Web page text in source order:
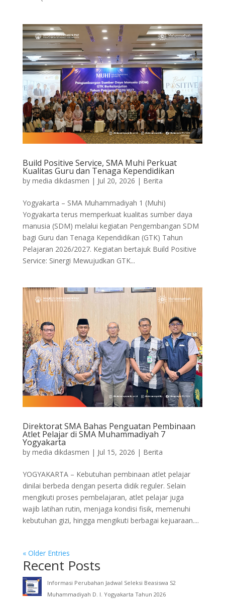
Build Positive Service, SMA Muhi Perkuat
Kualitas Guru dan Tenaga Kependidikan
by media dikdasmen | Jul 20, 2026 | Berita
Yogyakarta – SMA Muhammadiyah 1 (Muhi)
Yogyakarta terus memperkuat kualitas sumber daya
manusia (SDM) melalui kegiatan Pengembangan SDM
bagi Guru dan Tenaga Kependidikan (GTK) Tahun
Pelajaran 2026/2027. Kegiatan bertajuk Build Positive
Service: Sinergi Mewujudkan GTK...
Direktorat SMA Bahas Penguatan Pembinaan
Atlet Pelajar di SMA Muhammadiyah 7
Yogyakarta
by media dikdasmen | Jul 15, 2026 | Berita
YOGYAKARTA – Kebutuhan pembinaan atlet pelajar
dinilai berbeda dengan peserta didik reguler. Selain
mengikuti proses pembelajaran, atlet pelajar juga
wajib latihan rutin, menjaga kondisi fisik, memenuhi
kebutuhan gizi, hingga mengikuti berbagai kejuaraan....
« Older Entries
Recent Posts
Informasi Perubahan Jadwal Seleksi Beasiswa S2
Muhammadiyah D. I. Yogyakarta Tahun 2026